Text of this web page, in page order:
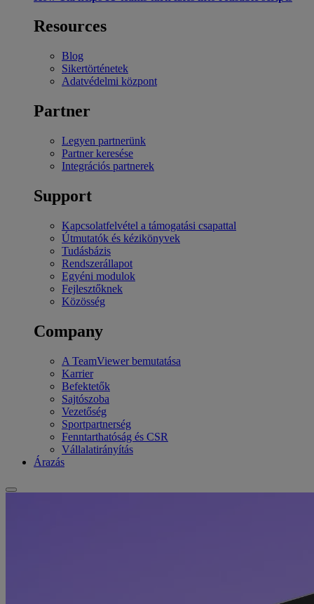
Resources
Blog
Sikertörténetek
Adatvédelmi központ
Partner
Legyen partnerünk
Partner keresése
Integrációs partnerek
Support
Kapcsolatfelvétel a támogatási csapattal
Útmutatók és kézikönyvek
Tudásbázis
Rendszerállapot
Egyéni modulok
Fejlesztőknek
Közösség
Company
A TeamViewer bemutatása
Karrier
Befektetők
Sajtószoba
Vezetőség
Sportpartnerség
Fenntarthatóság és CSR
Vállalatirányítás
Árazás